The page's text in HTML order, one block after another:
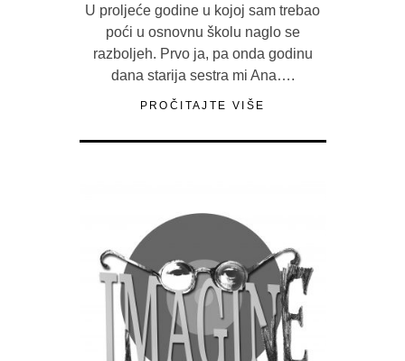
U proljeće godine u kojoj sam trebao
poći u osnovnu školu naglo se
razboljeh. Prvo ja, pa onda godinu
dana starija sestra mi Ana….
PROČITAJTE VIŠE